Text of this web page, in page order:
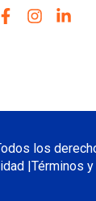
los
|Términos